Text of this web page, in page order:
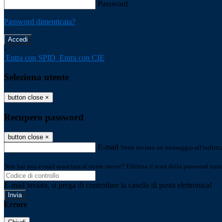
Password
Password dimenticata?
-
Entra con SPID Entra con CIE
Seleziona utente
button close ×
Recupero password
button close ×
E-mail Verrà inviato un messaggio
Non hai una e-mail associata al nome utente? Effettua il reset della password
E-mail inviata, si prega di controllare la casella di posta elettronica!
Errore